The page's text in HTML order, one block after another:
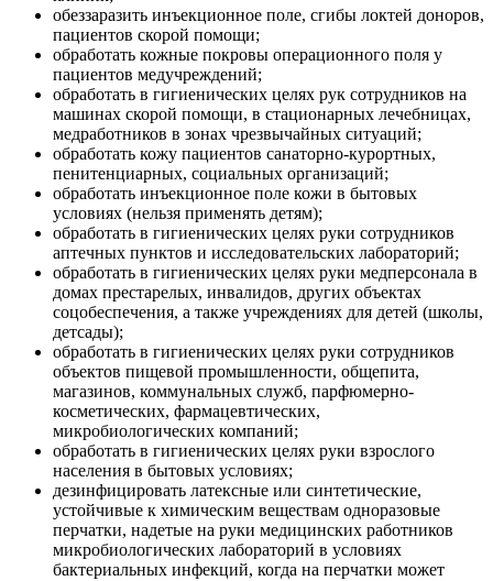
обеззаразить инъекционное поле, сгибы локтей доноров,
пациентов скорой помощи;
обработать кожные покровы операционного поля у
пациентов медучреждений;
обработать в гигиенических целях рук сотрудников на
машинах скорой помощи, в стационарных лечебницах,
медработников в зонах чрезвычайных ситуаций;
обработать кожу пациентов санаторно-курортных,
пенитенциарных, социальных организаций;
обработать инъекционное поле кожи в бытовых
условиях (нельзя применять детям);
обработать в гигиенических целях руки сотрудников
аптечных пунктов и исследовательских лабораторий;
обработать в гигиенических целях руки медперсонала в
домах престарелых, инвалидов, других объектах
соцобеспечения, а также учреждениях для детей (школы,
детсады);
обработать в гигиенических целях руки сотрудников
объектов пищевой промышленности, общепита,
магазинов, коммунальных служб, парфюмерно-
косметических, фармацевтических,
микробиологических компаний;
обработать в гигиенических целях руки взрослого
населения в бытовых условиях;
дезинфицировать латексные или синтетические,
устойчивые к химическим веществам одноразовые
перчатки, надетые на руки медицинских работников
микробиологических лабораторий в условиях
бактериальных инфекций, когда на перчатки может